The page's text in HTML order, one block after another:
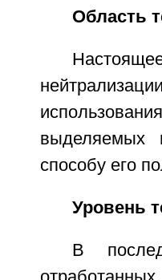
Область
выделяемых
способу его
Уровень
В